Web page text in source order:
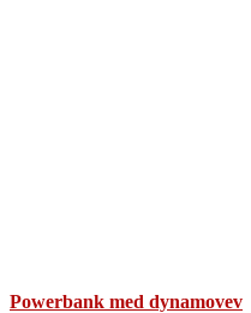
Powerbank med dynamovev